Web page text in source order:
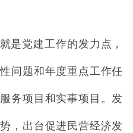
是党建工作的发力点，
问题和年度重点工作任
务项目和实事项目。发
，出台促进民营经济发